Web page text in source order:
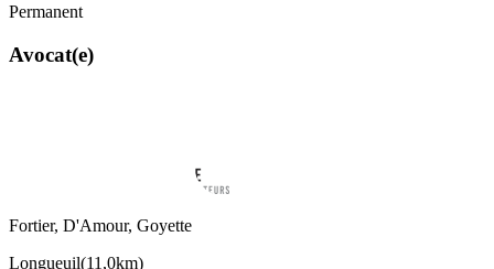
Permanent
Avocat(e)
Fortier, D'Amour, Goyette
Longueuil(11,0km)